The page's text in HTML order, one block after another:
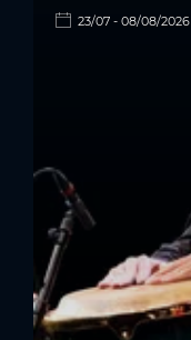
23/07 - 08/08/2026